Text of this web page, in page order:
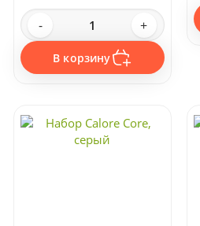
- +
В корзину